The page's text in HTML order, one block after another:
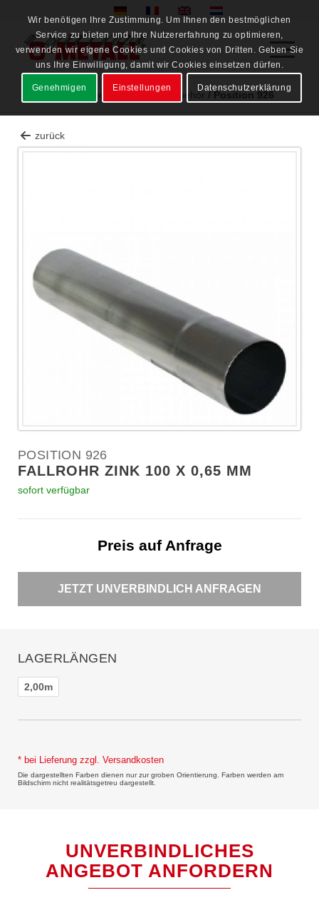
Lagerware Lager Heidweiler Zubehör / Position 926
zurück
POSITION 926
FALLROHR ZINK 100 X 0,65 MM
sofort verfügbar
Preis auf Anfrage
JETZT UNVERBINDLICH ANFRAGEN
LAGERLÄNGEN
2,00m
* bei Lieferung zzgl. Versandkosten
Die dargestellten Farben dienen nur zur groben Orientierung. Farben werden am
Bildschirm nicht realitätsgetreu dargestellt.
UNVERBINDLICHES
ANGEBOT ANFORDERN
Wir benötigen Ihre Zustimmung. Um Ihnen den bestmöglichen
Service zu bieten und Ihre Nutzererfahrung zu optimieren,
verwenden wir eigene Cookies und Cookies von Dritten. Geben Sie
uns Ihre Einwilligung, damit wir Cookies einsetzen dürfen.
Genehmigen Einstellungen Datenschutzerklärung